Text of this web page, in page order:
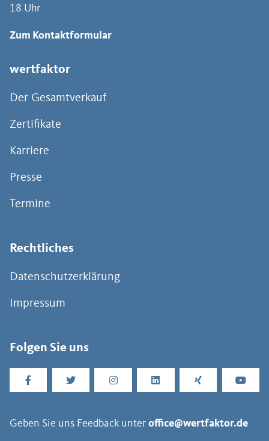
18 Uhr
Zum Kontaktformular
wertfaktor
Der Gesamtverkauf
Zertifikate
Karriere
Presse
Termine
Rechtliches
Datenschutzerklärung
Impressum
Folgen Sie uns
Geben Sie uns Feedback unter office@wertfaktor.de